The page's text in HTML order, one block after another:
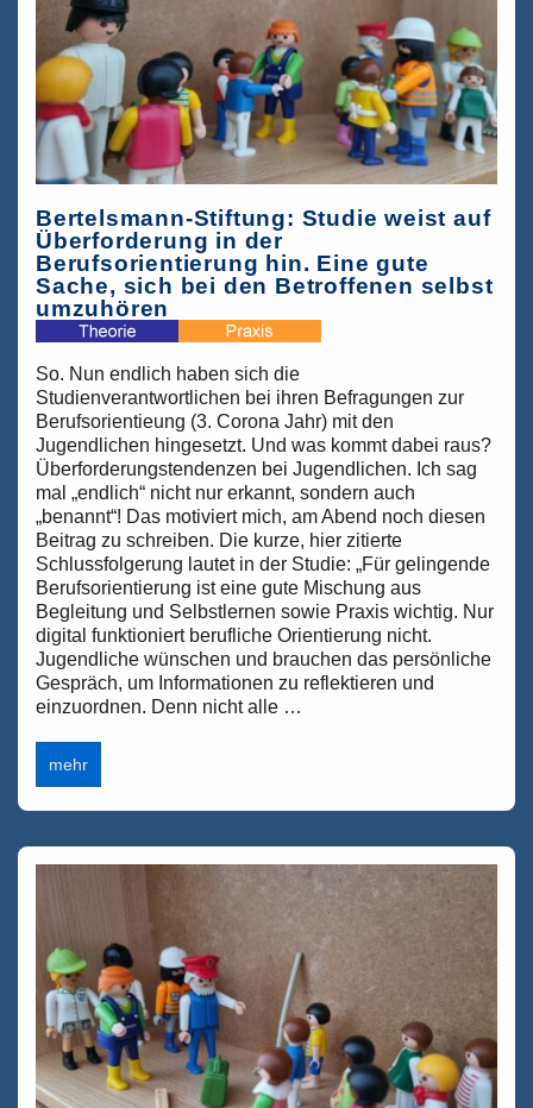
Bertelsmann-Stiftung: Studie weist auf
Überforderung in der
Berufsorientierung hin. Eine gute
Sache, sich bei den Betroffenen selbst
umzuhören
So. Nun endlich haben sich die
Studienverantwortlichen bei ihren Befragungen zur
Berufsorientieung (3. Corona Jahr) mit den
Jugendlichen hingesetzt. Und was kommt dabei raus?
Überforderungstendenzen bei Jugendlichen. Ich sag
mal „endlich“ nicht nur erkannt, sondern auch
„benannt“! Das motiviert mich, am Abend noch diesen
Beitrag zu schreiben. Die kurze, hier zitierte
Schlussfolgerung lautet in der Studie: „Für gelingende
Berufsorientierung ist eine gute Mischung aus
Begleitung und Selbstlernen sowie Praxis wichtig. Nur
digital funktioniert berufliche Orientierung nicht.
Jugendliche wünschen und brauchen das persönliche
Gespräch, um Informationen zu reflektieren und
einzuordnen. Denn nicht alle …
Bertelsmann-
Eine
gute
Sache,
sich
bei
den
Betroffenen
selbst
umzuhören
mehr